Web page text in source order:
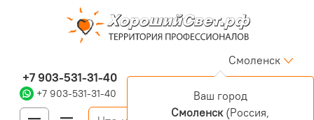
+7 903-531-31-40
+7 903-531-31-40
Смоленск
Войти
Регистрация
Ваш город
Смоленск(Россия,